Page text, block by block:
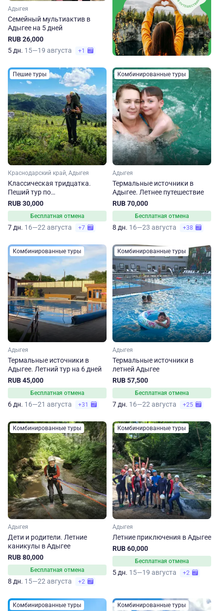
Адыгея
Семейный мультиактив в
Адыгее на 5 дней
RUB 26,000
5 дн. 15—19 августа +1
Пешие туры
Краснодарский край, Адыгея
Классическая тридцатка.
Пеший тур по
Краснодарскому краю и
Адыгее
RUB 30,000
Бесплатная отмена
7 дн. 16—22 августа +7
Комбинированные туры
Адыгея
Термальные источники в
Адыгее. Летнее путешествие
RUB 70,000
Бесплатная отмена
8 дн. 16—23 августа +38
Комбинированные туры
Адыгея
Термальные источники в
Адыгее. Летний тур на 6 дней
RUB 45,000
Бесплатная отмена
6 дн. 16—21 августа +31
Комбинированные туры
Адыгея
Термальные источники в
летней Адыгее
RUB 57,500
Бесплатная отмена
7 дн. 16—22 августа +25
Комбинированные туры
Адыгея
Дети и родители. Летние
каникулы в Адыгее
RUB 80,000
Бесплатная отмена
8 дн. 15—22 августа +2
Комбинированные туры
Адыгея
Летние приключения в Адыгее
RUB 60,000
Бесплатная отмена
5 дн. 15—19 августа +2
Комбинированные туры Комбинированные туры